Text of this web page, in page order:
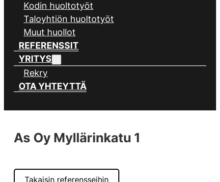
Kodin huoltotyöt
Taloyhtiön huoltotyöt
Muut huollot
REFERENSSIT
YRITYS
Rekry
OTA YHTEYTTÄ
As Oy Myllärinkatu 1
Takaisin referensseihin